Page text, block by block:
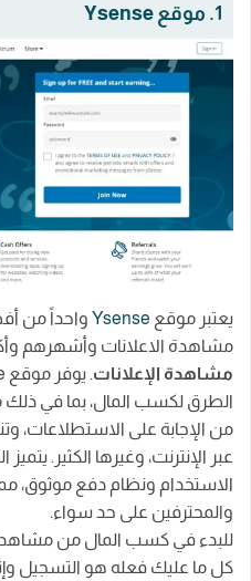
1. موقع Ysense
يعتبر موقع Ysense واحداً من
مشاهدة الاعلانات وأشهرهم
مشاهدة الإعلانات
الطرق لكسب المال، بما في ذلك
من الإجابة على الاستطلاعات،
عبر الإنترنت، وغيرها الكثير.
الاستخدام ونظام دفع موثوق، مما
والمحترفين على حد سواء.
كل ما عليك فعله هو التسجيل